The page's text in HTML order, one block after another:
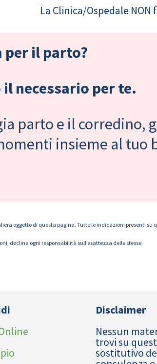
La Clinica/Ospedale
per il parto?
necessario per te.
parto e il corredino,
insieme al tuo
oggetto di questa pagina. Tutte le indicazioni presenti su
declina ogni responsabilità sull’esattezza delle stesse.
Disclaimer
Nessun
trovi su
sostitutivo